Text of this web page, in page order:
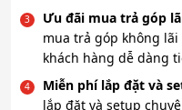
Ưu đãi mua trả góp
mua trả góp không
khách hàng dễ dàng
Miễn phí lắp đặt và
lắp đặt và setup